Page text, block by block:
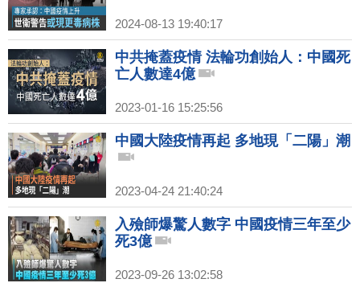
2024-08-13 19:40:17
中共掩蓋疫情 法輪功創始人：中國死
亡人數達4億
2023-01-16 15:25:56
中國大陸疫情再起 多地現「二陽」潮
2023-04-24 21:40:24
入殮師爆驚人數字 中國疫情三年至少
死3億
2023-09-26 13:02:58